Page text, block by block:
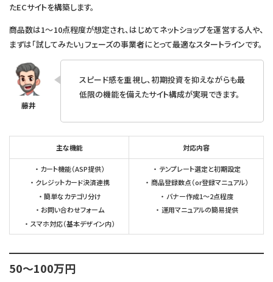
たECサイトを構築します。
商品数は1〜10点程度が想定され、はじめてネットショップを運営する人や、
まずは「試してみたい」フェーズの事業者にとって最適なスタートラインです。
スピード感を重視し、初期投資を抑えながらも最
低限の機能を備えたサイト構成が実現できます。
主な機能 対応内容
カート機能（ASP提供）
クレジットカード決済連携
簡単なカテゴリ分け
お問い合わせフォーム
スマホ対応（基本デザイン内）
テンプレート選定と初期設定
商品登録数点（or登録マニュアル）
バナー作成1〜2点程度
運用マニュアルの簡易提供
50～100万円